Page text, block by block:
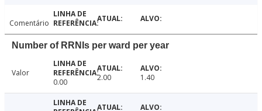
Comentário
Number of RRNIs per ward per year
Valor
0.00
2.00 1.40